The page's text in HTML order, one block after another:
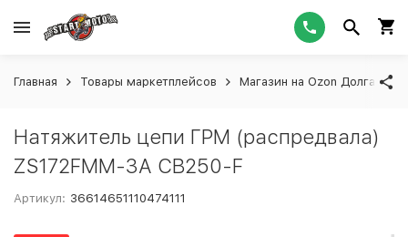
Главная Товары маркетплейсов Магазин на Ozon Долгашева
Натяжитель цепи ГРМ (распредвала)
ZS172FMM-3A CB250-F
Артикул: 36614651110474111